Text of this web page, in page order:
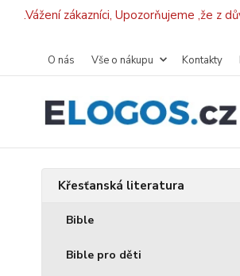
.Vážení zákazníci, Upozorňujeme ,že z
O nás Vše o nákupu Kontakty
Křesťanská literatura
Bible
Bible pro děti